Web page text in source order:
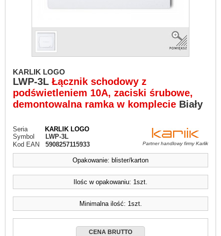
KARLIK LOGO
LWP-3L Łącznik schodowy z
podświetleniem 10A, zaciski śrubowe,
demontowalna ramka w komplecie Biały
Seria
KARLIK LOGO
Symbol
LWP-3L
Kod EAN
5908257115933 Partner handlowy firmy Karlik
Opakowanie: blister/karton
Ilośc w opakowaniu: 1szt.
Minimalna ilość: 1szt.
CENA BRUTTO